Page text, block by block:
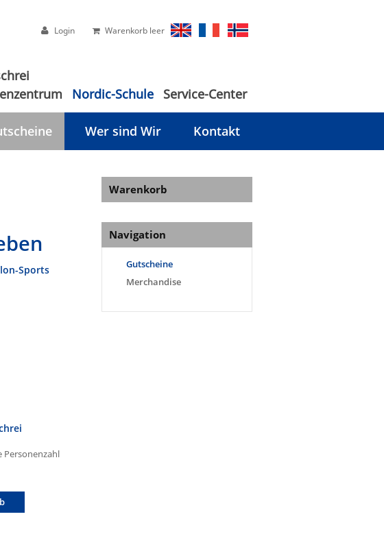
Login Warenkorb leer
Nordic-Schule Service-Center
Wer sind Wir Kontakt
Sports
Personenzahl
Warenkorb
Navigation
Gutscheine
Merchandise